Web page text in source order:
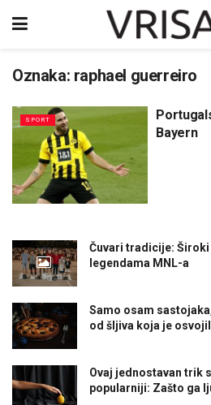
Oznaka: raphael guerreiro
SPORT
Bayern
Čuvari tradicije:
legendama MNL-a
Samo osam
od šljiva koja je
Ovaj jednostavan trik
popularniji: Zašto ga